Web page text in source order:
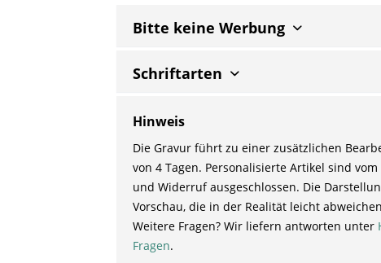
Bitte keine Werbung
Schriftarten
Hinweis
Die Gravur führt zu einer zusätzlichen
von 4 Tagen. Personalisierte Artikel sind
und Widerruf ausgeschlossen. Die
Vorschau, die in der Realität leicht
Weitere Fragen? Wir liefern antworten unter
Fragen.